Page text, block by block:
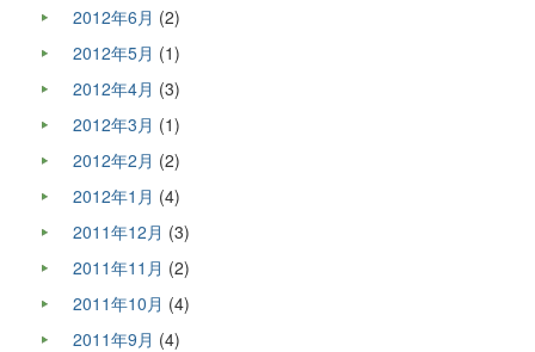
2012年6月 (2)
2012年5月 (1)
2012年4月 (3)
2012年3月 (1)
2012年2月 (2)
2012年1月 (4)
2011年12月 (3)
2011年11月 (2)
2011年10月 (4)
2011年9月 (4)